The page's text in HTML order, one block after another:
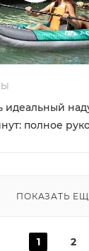
идеальный
полное
ПОКАЗАТЬ
1 2